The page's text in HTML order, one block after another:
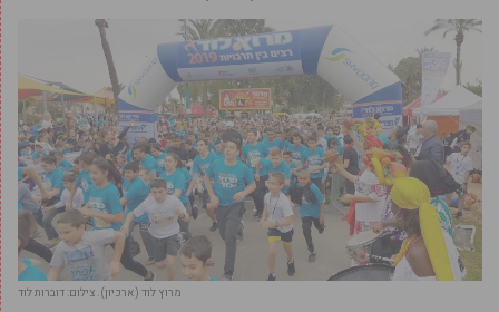
מרוץ לוד (ארכיון). צילום: דוברות לוד